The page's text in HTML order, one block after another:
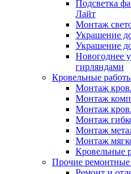
Подсветка
Лайт
Монтаж
Украшение
Украшение
Новогоднее
гирляндами
Кровельные
Монтаж
Монтаж
Монтаж
Монтаж
Монтаж
Монтаж
Кровельные
Прочие